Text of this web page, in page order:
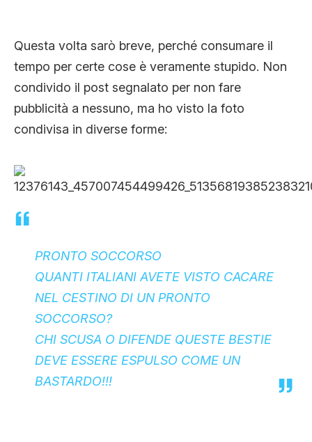
Questa volta sarò breve, perché consumare il
tempo per certe cose è veramente stupido. Non
condivido il post segnalato per non fare
pubblicità a nessuno, ma ho visto la foto
condivisa in diverse forme:
PRONTO SOCCORSO
QUANTI ITALIANI AVETE VISTO CACARE
NEL CESTINO DI UN PRONTO
SOCCORSO?
CHI SCUSA O DIFENDE QUESTE BESTIE
DEVE ESSERE ESPULSO COME UN
BASTARDO!!!